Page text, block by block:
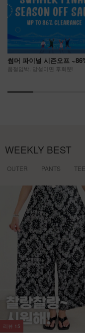
썸머 파이널 시즌오프
품절임박, 망설이면 후회뿐!
WEEKLY BEST
OUTER PANTS TEE
리뷰 8